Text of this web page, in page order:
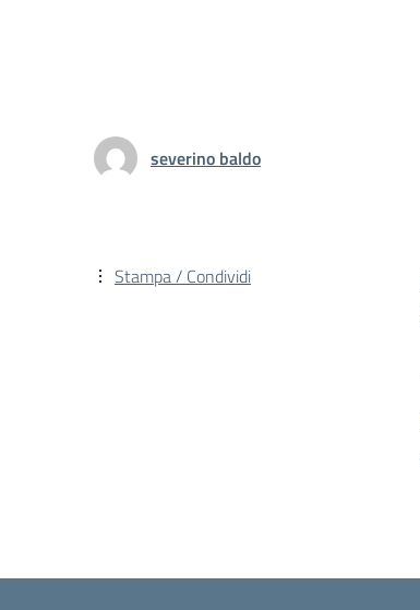
severino baldo
Stampa / Condividi